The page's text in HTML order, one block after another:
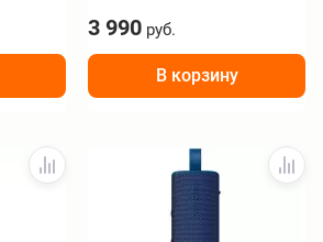
3 990 руб.
В корзину